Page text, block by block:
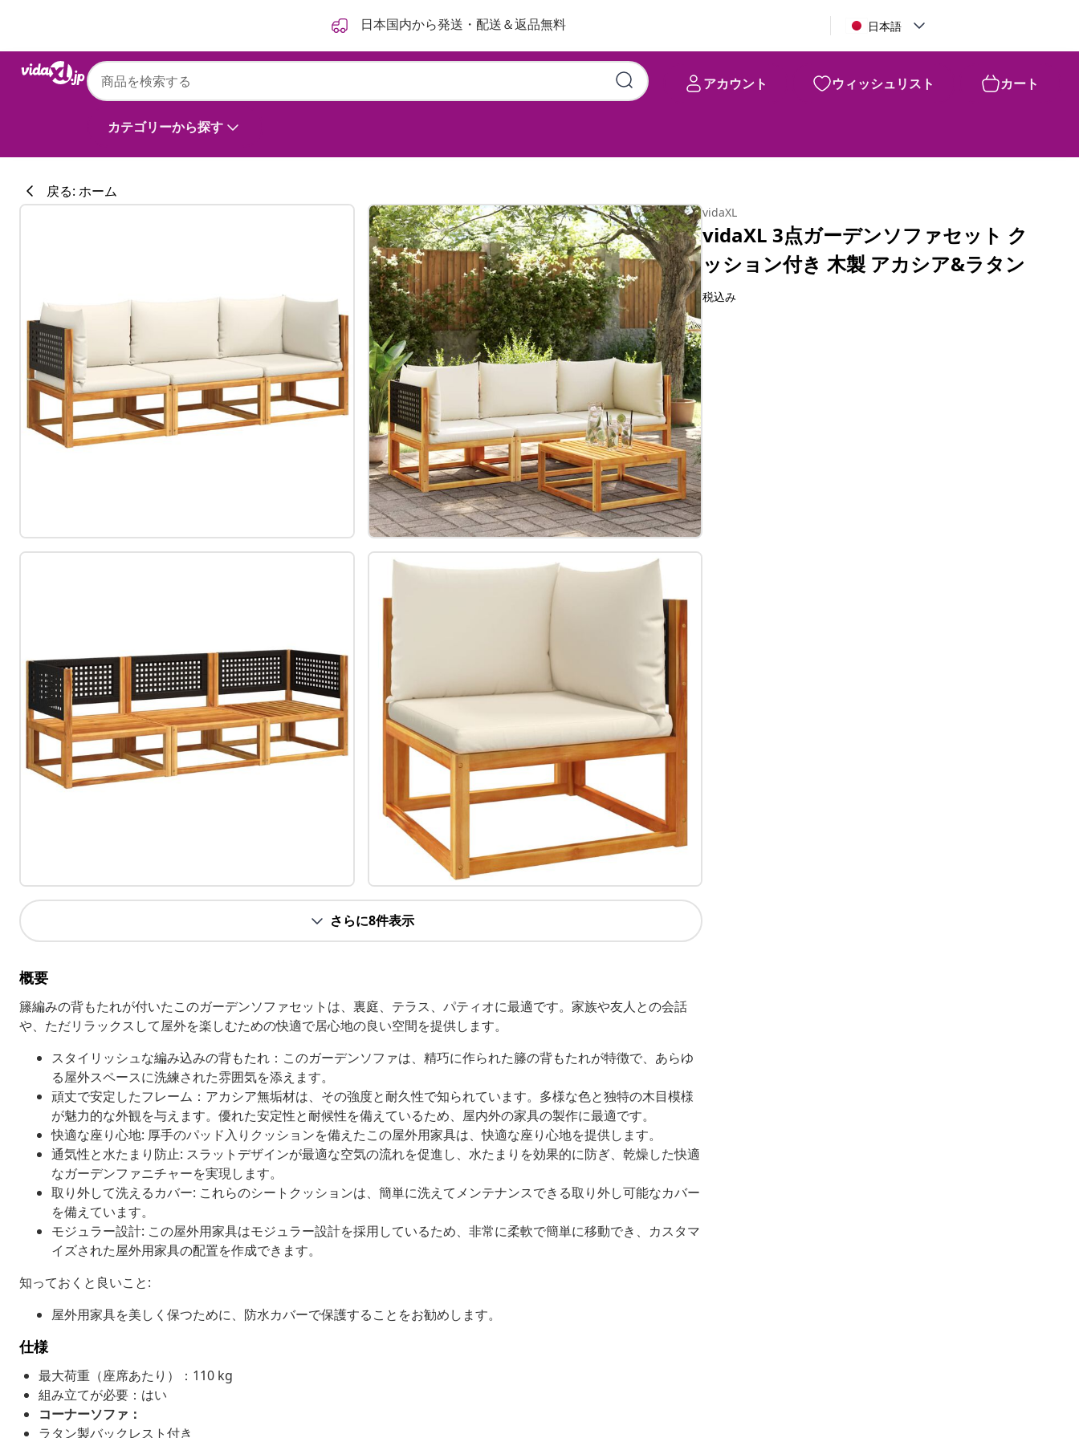
日本国内から発送・配送＆返品無料 日本語
カテゴリーから探す
アカウント ウィッシュリスト カート
vidaXL
戻る: ホーム
さらに8件表示
概要
籐編みの背もたれが付いたこのガーデンソファセットは、裏庭、テラス、パティオに最適です。家族や友人との会話
や、ただリラックスして屋外を楽しむための快適で居心地の良い空間を提供します。
スタイリッシュな編み込みの背もたれ：このガーデンソファは、精巧に作られた籐の背もたれが特徴で、あらゆ
る屋外スペースに洗練された雰囲気を添えます。
頑丈で安定したフレーム：アカシア無垢材は、その強度と耐久性で知られています。多様な色と独特の木目模様
が魅力的な外観を与えます。優れた安定性と耐候性を備えているため、屋内外の家具の製作に最適です。
快適な座り心地: 厚手のパッド入りクッションを備えたこの屋外用家具は、快適な座り心地を提供します。
通気性と水たまり防止: スラットデザインが最適な空気の流れを促進し、水たまりを効果的に防ぎ、乾燥した快適
なガーデンファニチャーを実現します。
取り外して洗えるカバー: これらのシートクッションは、簡単に洗えてメンテナンスできる取り外し可能なカバー
を備えています。
モジュラー設計: この屋外用家具はモジュラー設計を採用しているため、非常に柔軟で簡単に移動でき、カスタマ
イズされた屋外用家具の配置を作成できます。
知っておくと良いこと:
屋外用家具を美しく保つために、防水カバーで保護することをお勧めします。
仕様
最大荷重（座席あたり）：110 kg
組み立てが必要：はい
コーナーソファ：
ラタン製バックレスト付き
vidaXL
vidaXL 3点ガーデンソファセット ク
ッション付き 木製 アカシア&ラタン
税込み